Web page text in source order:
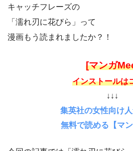
キャッチフレーズの
「濡れ刃に花びら」って
漫画もう読まれましたか？！
[マンガ
インストールは
↓↓↓
集英社の女性向け
無料で読める【マン